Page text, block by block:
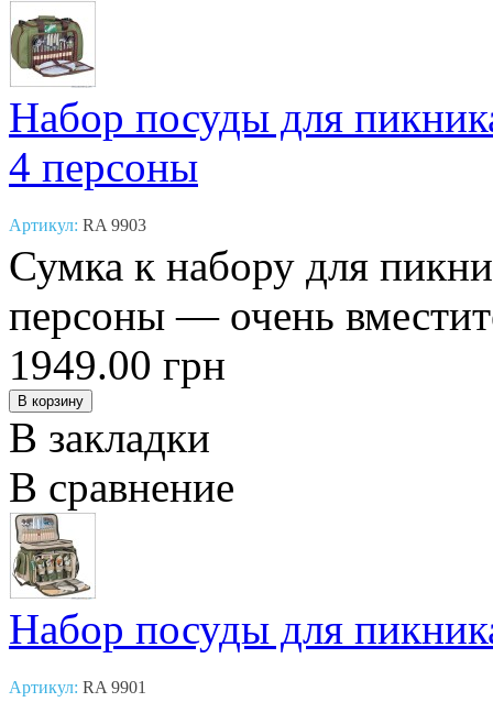
Набор посуды для
4 персоны
Артикул: RA 9903
Сумка к набору для
персоны — очень
1949.00 грн
В закладки
В сравнение
Набор посуды для
Артикул: RA 9901